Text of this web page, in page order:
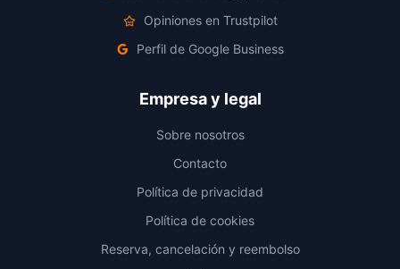
Opiniones en Trustpilot
Perfil de Google Business
Empresa y legal
Sobre nosotros
Contacto
Política de privacidad
Política de cookies
Reserva, cancelación y reembolso